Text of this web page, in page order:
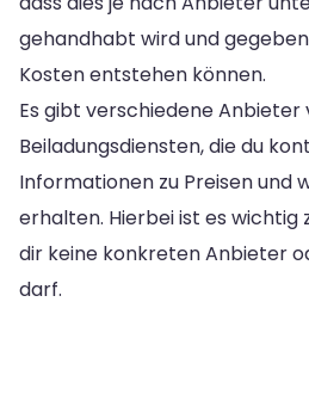
gehandhabt wird und
Kosten entstehen können.
Es gibt verschiedene Anbieter
Beiladungsdiensten, die du
Informationen zu Preisen und
erhalten. Hierbei ist es wichtig
dir keine konkreten Anbieter
darf.